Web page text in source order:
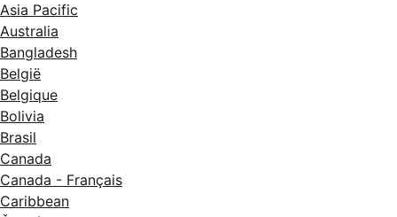
Asia Pacific
Australia
Bangladesh
België
Belgique
Bolivia
Brasil
Canada
Canada - Français
Caribbean